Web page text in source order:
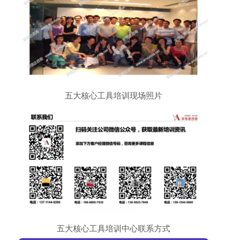
五大核心工具培训现场照片
五大核心工具培训中心联系方式